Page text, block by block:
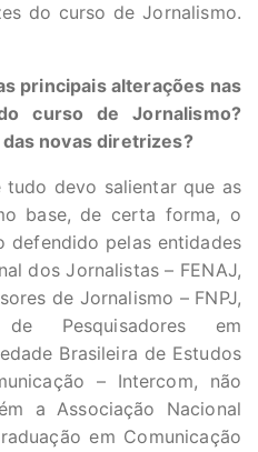
do curso de Jornalismo.
principais alterações nas
curso de Jornalismo?
novas diretrizes?
tudo devo salientar que as
base, de certa forma, o
defendido pelas entidades
dos Jornalistas – FENAJ,
de Jornalismo – FNPJ,
de Pesquisadores em
Brasileira de Estudos
– Intercom, não
a Associação Nacional
em Comunicação